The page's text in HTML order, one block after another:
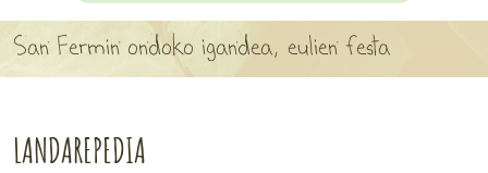
APARTEN MAPA
LURRERAKO BIDE LAGUN
San Fermin ondoko igandea, eulien festa
LANDAREPEDIA